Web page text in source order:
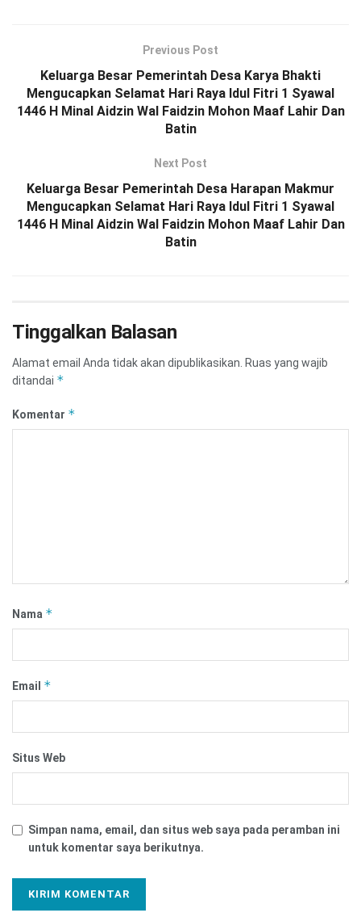
Previous Post
Keluarga Besar Pemerintah Desa Karya Bhakti
Mengucapkan Selamat Hari Raya Idul Fitri 1 Syawal
1446 H Minal Aidzin Wal Faidzin Mohon Maaf Lahir Dan
Batin
Next Post
Keluarga Besar Pemerintah Desa Harapan Makmur
Mengucapkan Selamat Hari Raya Idul Fitri 1 Syawal
1446 H Minal Aidzin Wal Faidzin Mohon Maaf Lahir Dan
Batin
Tinggalkan Balasan
Alamat email Anda tidak akan dipublikasikan. Ruas yang wajib
ditandai *
Komentar *
Nama *
Email *
Situs Web
Simpan nama, email, dan situs web saya pada peramban ini
untuk komentar saya berikutnya.